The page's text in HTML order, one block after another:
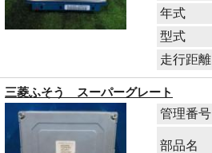
年式
型式
走行距離
三菱ふそう スーパーグレート
管理番号
部品名